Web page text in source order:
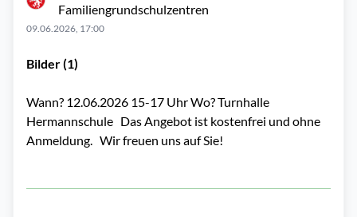
Familiengrundschulzentren
09.06.2026, 17:00
Bilder (1)
Wann? 12.06.2026 15-17 Uhr Wo? Turnhalle
Hermannschule Das Angebot ist kostenfrei und ohne
Anmeldung. Wir freuen uns auf Sie!